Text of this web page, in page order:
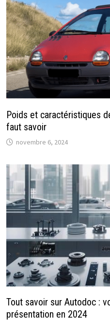
Poids et caractéristiques
faut savoir
novembre 6, 2024
Tout savoir sur Autodoc :
présentation en 2024